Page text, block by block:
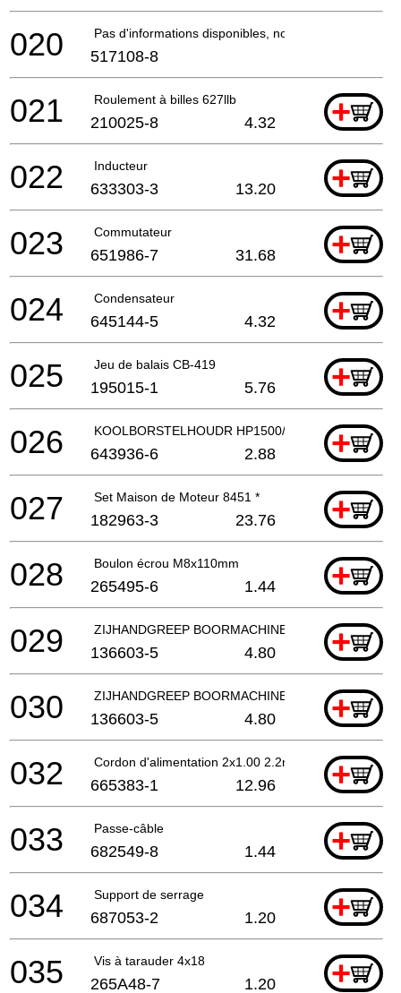
Pas d'informations disponibles, non commandable
020 517108-8
Roulement à billes 627llb +
021 210025-8 4.32
Inducteur +
022 633303-3 13.20
Commutateur +
023 651986-7 31.68
Condensateur +
024 645144-5 4.32
Jeu de balais CB-419 +
025 195015-1 5.76
KOOLBORSTELHOUDR HP1500/2040 A +
026 643936-6 2.88
Set Maison de Moteur 8451 * +
027 182963-3 23.76
Boulon écrou M8x110mm +
028 265495-6 1.44
ZIJHANDGREEP BOORMACHINE/COMBIHAMER
+
029 136603-5 4.80
ZIJHANDGREEP BOORMACHINE/COMBIHAMER
+
030 136603-5 4.80
Cordon d'alimentation 2x1.00 2.2mtr +
032 665383-1 12.96
Passe-câble +
033 682549-8 1.44
Support de serrage +
034 687053-2 1.20
Vis à tarauder 4x18 +
035 265A48-7 1.20